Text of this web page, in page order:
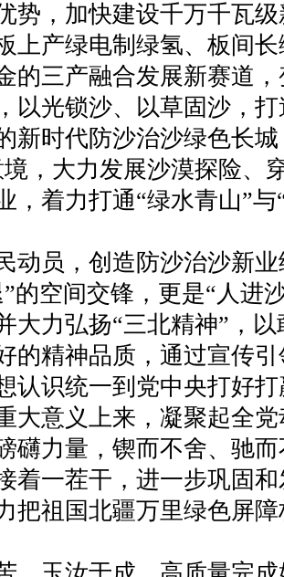
势，加快建设千万千瓦
上产绿电制绿氢、板间
的三产融合发展新赛道
以光锁沙、以草固沙，
新时代防沙治沙绿色长
，大力发展沙漠探险、
，着力打通“绿水青山”
员，创造防沙治沙新业
的空间交锋，更是“人进
大力弘扬“三北精神”，
的精神品质，通过宣传
认识统一到党中央打好
大意义上来，凝聚起全
礴力量，锲而不舍、驰
着一茬干，进一步巩固
把祖国北疆万里绿色屏